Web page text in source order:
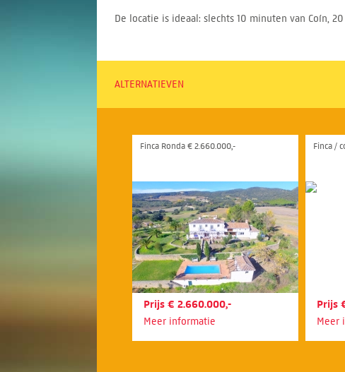
De locatie is ideaal: slechts 10 minuten van Coín,
ALTERNATIEVEN
Finca Ronda € 2.660.000,-
Prijs € 2.660.000,-
Meer informatie
Finca /
Prijs
Meer